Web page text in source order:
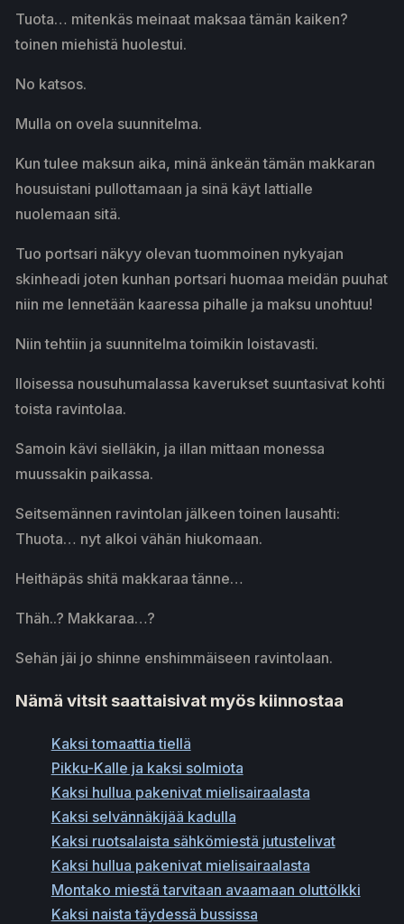
Tuota… mitenkäs meinaat maksaa tämän kaiken?
toinen miehistä huolestui.
No katsos.
Mulla on ovela suunnitelma.
Kun tulee maksun aika, minä änkeän tämän makkaran
housuistani pullottamaan ja sinä käyt lattialle
nuolemaan sitä.
Tuo portsari näkyy olevan tuommoinen nykyajan
skinheadi joten kunhan portsari huomaa meidän puuhat
niin me lennetään kaaressa pihalle ja maksu unohtuu!
Niin tehtiin ja suunnitelma toimikin loistavasti.
Iloisessa nousuhumalassa kaverukset suuntasivat kohti
toista ravintolaa.
Samoin kävi sielläkin, ja illan mittaan monessa
muussakin paikassa.
Seitsemännen ravintolan jälkeen toinen lausahti:
Thuota… nyt alkoi vähän hiukomaan.
Heithäpäs shitä makkaraa tänne…
Thäh..? Makkaraa…?
Sehän jäi jo shinne enshimmäiseen ravintolaan.
Nämä vitsit saattaisivat myös kiinnostaa
Kaksi tomaattia tiellä
Pikku-Kalle ja kaksi solmiota
Kaksi hullua pakenivat mielisairaalasta
Kaksi selvännäkijää kadulla
Kaksi ruotsalaista sähkömiestä jutustelivat
Kaksi hullua pakenivat mielisairaalasta
Montako miestä tarvitaan avaamaan oluttölkki
Kaksi naista täydessä bussissa